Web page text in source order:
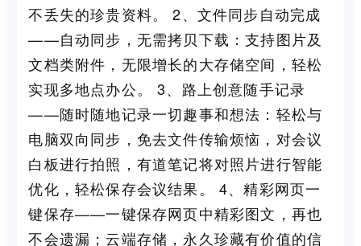
不丢失的珍贵资料。 2、文件同步自动完成
——自动同步，无需拷贝下载：支持图片及
文档类附件，无限增长的大存储空间，轻松
实现多地点办公。 3、路上创意随手记录
——随时随地记录一切趣事和想法：轻松与
电脑双向同步，免去文件传输烦恼，对会议
白板进行拍照，有道笔记将对照片进行智能
优化，轻松保存会议结果。 4、精彩网页一
键保存——一键保存网页中精彩图文，再也
不会遗漏；云端存储，永久珍藏有价值的信